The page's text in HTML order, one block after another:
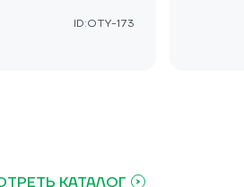
ID:OTY-173
КАТАЛОГ